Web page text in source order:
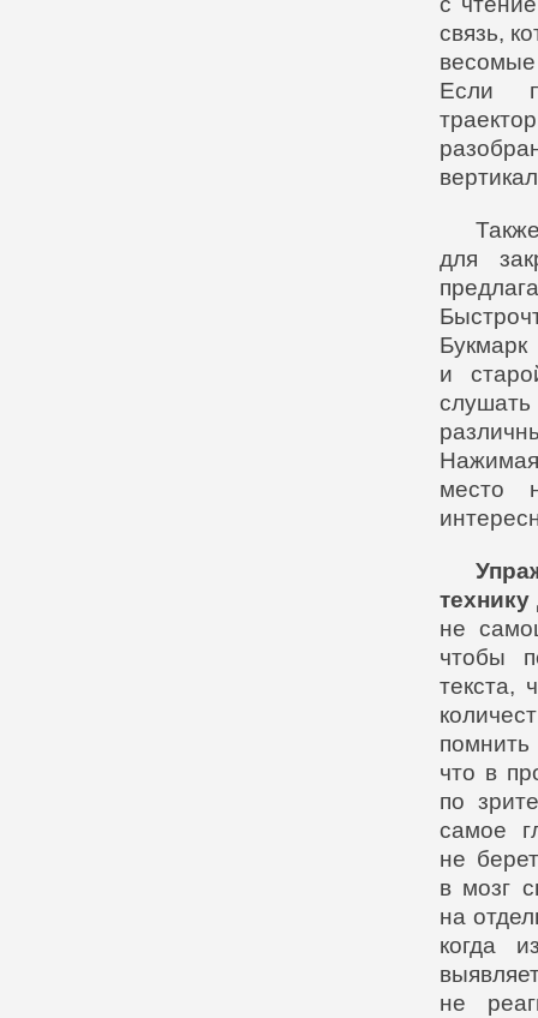
связь,
Если
для
и
место
не
чтобы
текста,
помнить
что в
по
самое
не
в мозг
на
когда
не